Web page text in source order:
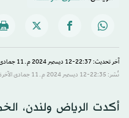
آخر تحديث: 22:37-12 ديسمبر 2024 م ـ 11 جمادى الآخرة 1446 هـ
نُشر: 22:35-12 ديسمبر 2024 م ـ 11 جمادى الآخرة 1446 هـ
أكدت الرياض ولندن،